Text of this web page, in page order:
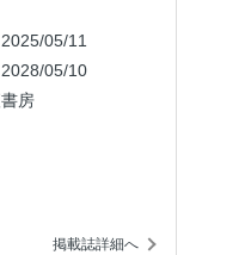
05/11
05/10
房
掲載誌詳細へ